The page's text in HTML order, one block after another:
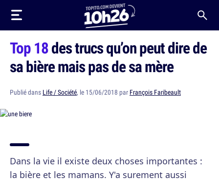
Top 18des trucs qu’on peut dire de
sa bière mais pas de sa mère
Publié dans Life / Société, le 15/06/2018 par François Faribeault
Dans la vie il existe deux choses importantes :
la bière et les mamans. Y'a surement aussi